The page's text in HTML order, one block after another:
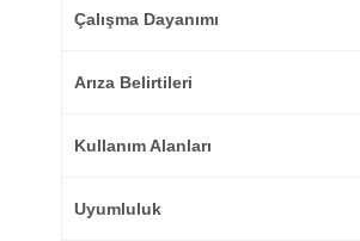
Çalışma Dayanımı
Arıza Belirtileri
Kullanım Alanları
Uyumluluk